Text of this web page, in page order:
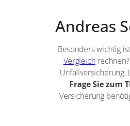
Andreas
Besonders wichtig
Vergleichrechnen?
Unfallversicherung,
Frage Sie zum
Versicherung